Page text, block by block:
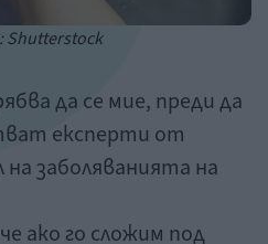
Shutterstock
да се мие, преди да
експерти от
заболяванията на
ако го сложим под